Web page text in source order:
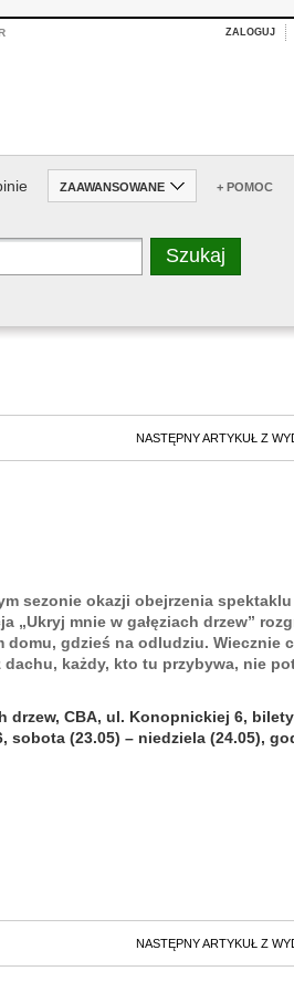
ZALOGUJ
ZAAWANSOWANE + POMOC
NASTĘPNY ARTYKUŁ Z
sezonie okazji obejrzenia
„Ukryj mnie w gałęziach drzew”
domu, gdzieś na odludziu. Wiecznie
każdy, kto tu przybywa, nie
drzew, CBA, ul. Konopnickiej 6,
sobota (23.05) – niedziela (24.05),
NASTĘPNY ARTYKUŁ Z